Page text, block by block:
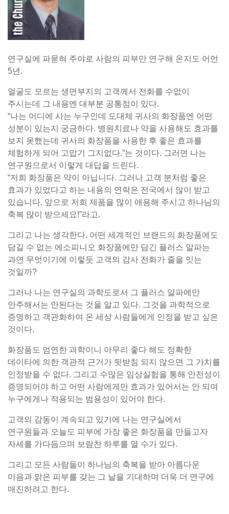
연구실에 파묻혀 주야로 사람의 피부만 연구해 온지도 어언
5년.
얼굴도 모르는 생면부지의 고객께서 전화를 수없이
주시는데 그 내용엔 대부분 공통점이 있다.
“나는 어디에 사는 누구인데 도대체 귀사의 화장품엔 어떤
성분이 있는지 궁금하다. 병원치료나 약을 사용해도 효과를
보지 못했는데 귀사의 화장품을 사용한 후 좋은 효과를
체험하게 되어 고맙기 그지없다.”는 것이다. 그러면 나는
연구원으로서 이렇게 대답을 드린다.
“저희 화장품은 약이 아닙니다. 그러나 고객 분처럼 좋은
효과가 있었다고 하는 내용의 연락은 전국에서 많이 받고
있습니다. 앞으로 저희 제품을 많이 애용해 주시고 하나님의
축복 많이 받으세요!”라고.
그리고 나는 생각한다. 어떤 세계적인 브랜드의 화장품에도
담길 수 없는 에소피니오 화장품에만 담긴 플러스 알파는
과연 무엇이기에 이렇듯 고객의 감사 전화가 줄을 잇는
것일까?
그러나 나는 연구실의 과학도로서 그 플러스 알파에만
안주해서는 안된다는 것을 알고 있다. 그것을 과학적으로
증명하고 객관화하여 온 세상 사람들에게 인정을 받고 싶은
것이다.
화장품도 엄연한 과학이니 아무리 좋다 해도 정확한
데이타에 의한 객관적 근거가 뒷받침 되지 않으면 그 가치를
인정받을 수 없다. 그리고 수많은 임상실험을 통해 안전성이
증명되어야 하고 어떤 사람에게만 효과가 있어서는 안 되며
누구에게나 적용되는 범용성이 있어야 한다.
고객의 감동이 계속되고 있기에 나는 연구실에서
연구원들과 오늘도 피부에 가장 좋은 화장품을 만들고자
자세를 가다듬으며 보람찬 하루를 열 수가 있다.
그리고 모든 사람들이 하나님의 축복을 받아 아름다운
마음과 맑은 피부를 갖는 그 날을 기대하며 더욱 더 연구에
매진하려고 한다.